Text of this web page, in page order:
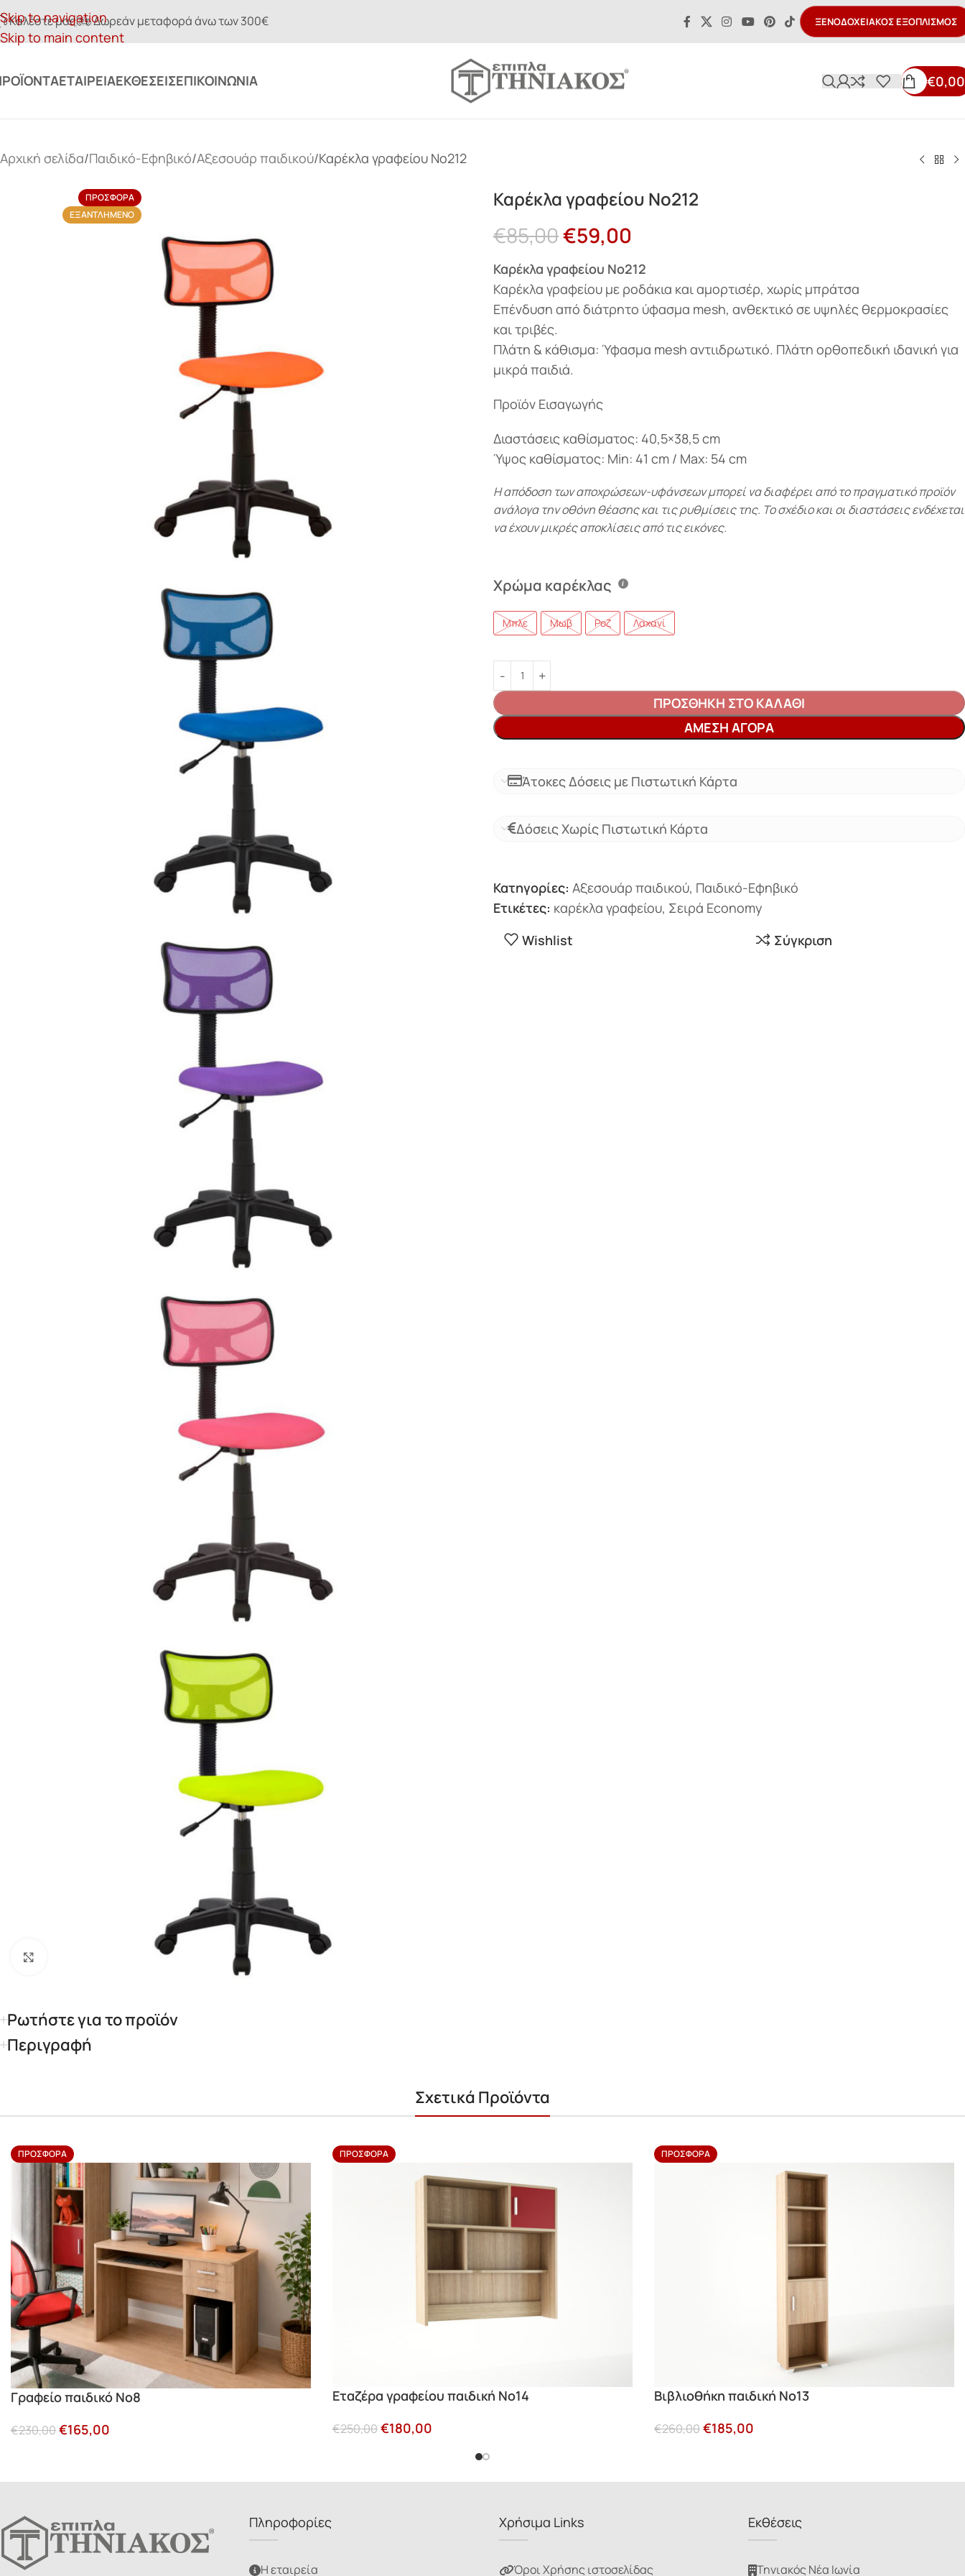
Skip to navigation
Skip to main content
Καλέστε μας Δωρεάν μεταφορά άνω των 300€ ΞΕΝΟΔΟΧΕΙΑΚΌΣ ΕΞΟΠΛΙΣΜΌΣ
ΕΤΑΙΡΕΊΑΕΚΘΈΣΕΙΣΕΠΙΚΟΙΝΩΝΊΑ €0,00
Αρχική σελίδα Παιδικό-Εφηβικό Αξεσουάρ παιδικού Καρέκλα γραφείου Νο212
ΠΡΟΣΦΟΡΆ
ΕΞΑΝΤΛΗΜΈΝΟ
Κάντε κλικ για μεγέθυνση
Καρέκλα γραφείου Νο212
€85,00€59,00
Καρέκλα γραφείου Νο212
Καρέκλα γραφείου με ροδάκια και αμορτισέρ, χωρίς μπράτσα
Επένδυση από διάτρητο ύφασμα mesh, ανθεκτικό σε υψηλές θερμοκρασίες
και τριβές.
Πλάτη & κάθισμα: Ύφασμα mesh αντιιδρωτικό. Πλάτη ορθοπεδική ιδανική για
μικρά παιδιά.
Προϊόν Εισαγωγής
Διαστάσεις καθίσματος: 40,5×38,5 cm
Ύψος καθίσματος: Min: 41 cm / Max: 54 cm
Η απόδοση των αποχρώσεων-υφάνσεων μπορεί να διαφέρει από το πραγματικό προϊόν
ανάλογα την οθόνη θέασης και τις ρυθμίσεις της. Το σχέδιο και οι διαστάσεις ενδέχεται
να έχουν μικρές αποκλίσεις από τις εικόνες.
Χρώμα καρέκλας
Μπλε Μωβ Ροζ Λαχανί
ΠΡΟΣΘΉΚΗ ΣΤΟ ΚΑΛΆΘΙ
ΆΜΕΣΗ ΑΓΟΡΆ
Άτοκες Δόσεις με Πιστωτική Κάρτα
Δόσεις Χωρίς Πιστωτική Κάρτα
Κατηγορίες: Αξεσουάρ παιδικού, Παιδικό-Εφηβικό
Ετικέτες: καρέκλα γραφείου, Σειρά Economy
Wishlist
Σύγκριση
Ρωτήστε για το προϊόν
Περιγραφή
Σχετικά Προϊόντα
ΠΡΟΣΦΟΡΆ
Γραφείο παιδικό Νο8
€230,00€165,00
ΠΡΟΣΦΟΡΆ
Εταζέρα γραφείου παιδική Νο14
€250,00€180,00
ΠΡΟΣΦΟΡΆ
Βιβλιοθήκη παιδική Νο13
€260,00€185,00
Πληροφορίες
Η εταιρεία
Χρήσιμα Links
Όροι Χρήσης ιστοσελίδας
Εκθέσεις
Τηνιακός Νέα Ιωνία